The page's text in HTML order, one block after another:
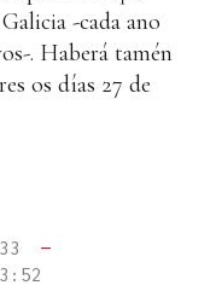
-cada ano
. Haberá tamén
os días 27 de
—